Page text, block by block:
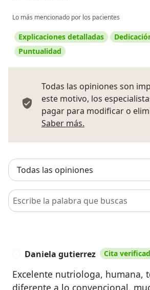
Lo más mencionado por los pacientes
Explicaciones detalladas
Puntualidad
Todas las opiniones son
este motivo, los
pagar para modificar o
Saber más.
Busca en opiniones
Daniela gutierrez Cita
Excelente nutriologa, humana,
diferente a lo convencional,